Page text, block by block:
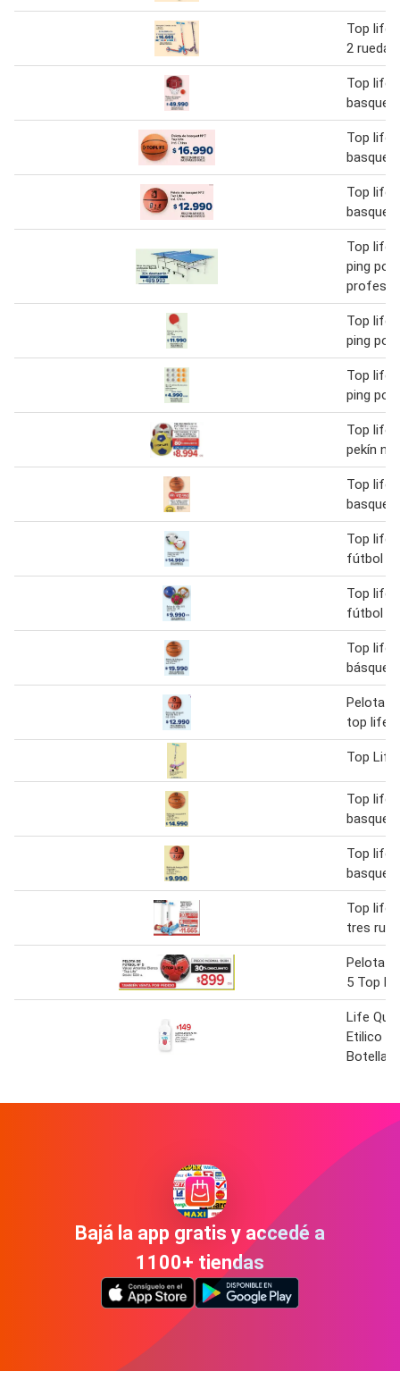
Top life
2
Top life
basquet
Top life
basquet
Top life
basquet
Top life
ping
Top life
ping
Top life
ping
Top life
pekín n°
Top life
basquet
Top life
fútbol
Top life
fútbol
Top life
básquet
Pelota
top life
Top Life
Top life
basquet
Top life
basquet
Top life
tres
Pelota
5 Top
Life
Etilico Al
Botella
Bajá la app gratis y accedé a
1100+ tiendas